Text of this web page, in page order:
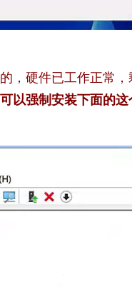
，硬件已工作正常
以强制安装下面的这